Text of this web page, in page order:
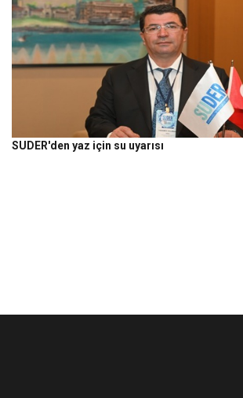
SUDER'den yaz için su uyarısı